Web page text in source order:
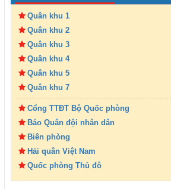
Quân khu 1
Quân khu 2
Quân khu 3
Quân khu 4
Quân khu 5
Quân khu 7
Cổng TTĐT Bộ Quốc phòng
Báo Quân đội nhân dân
Biên phòng
Hải quân Việt Nam
Quốc phòng Thủ đô